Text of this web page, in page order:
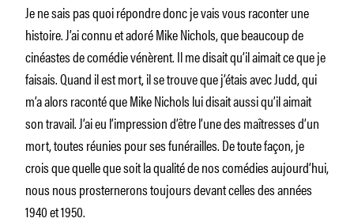
Je ne sais pas quoi répondre donc je vais vous raconter une
histoire. J’ai connu et adoré Mike Nichols, que beaucoup de
cinéastes de comédie vénèrent. Il me disait qu’il aimait ce que je
faisais. Quand il est mort, il se trouve que j’étais avec Judd, qui
m’a alors raconté que Mike Nichols lui disait aussi qu’il aimait
son travail. J’ai eu l’impression d’être l’une des maîtresses d’un
mort, toutes réunies pour ses funérailles. De toute façon, je
crois que quelle que soit la qualité de nos comédies aujourd’hui,
nous nous prosternerons toujours devant celles des années
1940 et 1950.